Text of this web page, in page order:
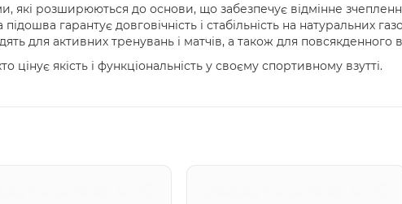
розширюються до основи, що забезпечує відмінне
гарантує довговічність і стабільність на натуральних
для активних тренувань і матчів, а також для повсякденного
цінує якість і функціональність у своєму спортивному взутті.